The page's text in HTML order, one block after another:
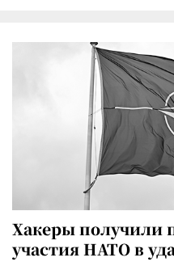
Хакеры получили
участия НАТО в